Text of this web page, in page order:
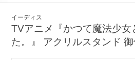
イーディス
TVアニメ『かつて魔法少女
た。』 アクリルスタンド 御